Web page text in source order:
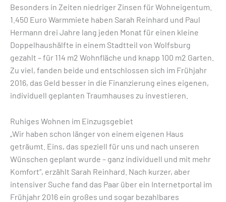
Besonders in Zeiten niedriger Zinsen für Wohneigentum.
1.450 Euro Warmmiete haben Sarah Reinhard und Paul
Hermann drei Jahre lang jeden Monat für einen kleine
Doppelhaushälfte in einem Stadtteil von Wolfsburg
gezahlt – für 114 m2 Wohnfläche und knapp 100 m2 Garten.
Zu viel, fanden beide und entschlossen sich im Frühjahr
2016, das Geld besser in die Finanzierung eines eigenen,
individuell geplanten Traumhauses zu investieren.
Ruhiges Wohnen im Einzugsgebiet
„Wir haben schon länger von einem eigenen Haus
geträumt. Eins, das speziell für uns und nach unseren
Wünschen geplant wurde – ganz individuell und mit mehr
Komfort“, erzählt Sarah Reinhard. Nach kurzer, aber
intensiver Suche fand das Paar über ein Internetportal im
Frühjahr 2016 ein großes und sogar bezahlbares